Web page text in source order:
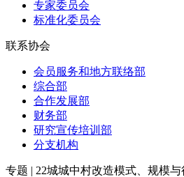
专家委员会
标准化委员会
联系协会
会员服务和地方联络部
综合部
合作发展部
财务部
研究宣传培训部
分支机构
专题 | 22城城中村改造模式、规模